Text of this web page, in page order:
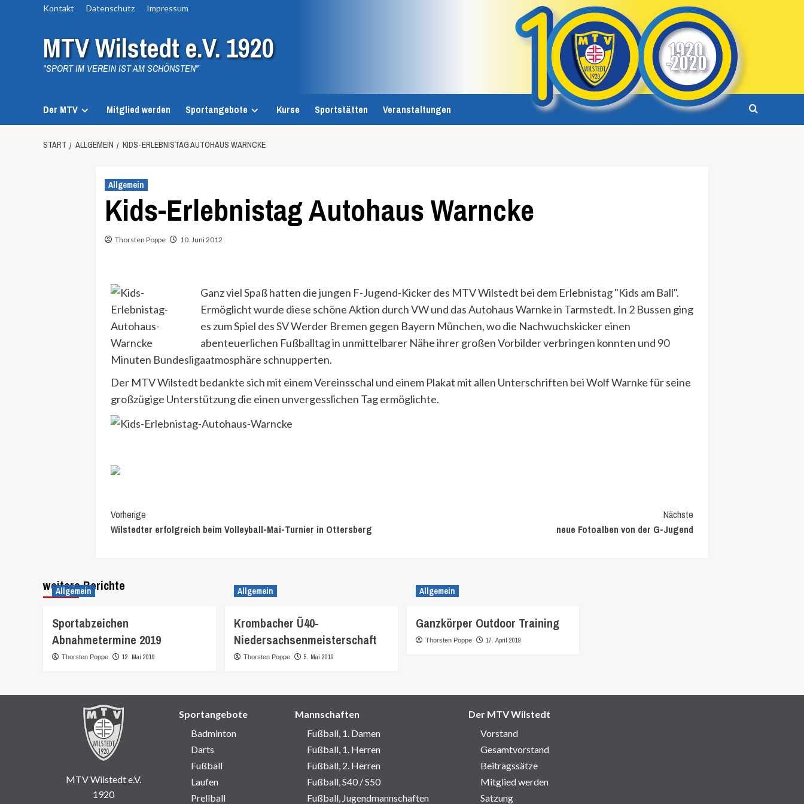
Kontakt Datenschutz Impressum
MTV Wilstedt e.V. 1920
"SPORT IM VEREIN IST AM SCHÖNSTEN"
Der MTV Mitglied werden Sportangebote Kurse Sportstätten Veranstaltungen
START ALLGEMEIN KIDS-ERLEBNISTAG AUTOHAUS WARNCKE
Allgemein
Kids-Erlebnistag Autohaus Warncke
Thorsten Poppe 10. Juni 2012
Ganz viel Spaß hatten die jungen F-Jugend-Kicker des MTV Wilstedt bei dem Erlebnistag "Kids am Ball".
Ermöglicht wurde diese schöne Aktion durch VW und das Autohaus Warnke in Tarmstedt. In 2 Bussen ging
es zum Spiel des SV Werder Bremen gegen Bayern München, wo die Nachwuchskicker einen
abenteuerlichen Fußballtag in unmittelbarer Nähe ihrer großen Vorbilder verbringen konnten und 90
Minuten Bundesligaatmosphäre schnupperten.
Der MTV Wilstedt bedankte sich mit einem Vereinsschal und einem Plakat mit allen Unterschriften bei Wolf Warnke für seine
großzügige Unterstützung die einen unvergesslichen Tag ermöglichte.
Continue
Reading
Vorherige
Wilstedter erfolgreich beim Volleyball-Mai-Turnier in Ottersberg
Nächste
neue Fotoalben von der G-Jugend
weitere Berichte
Allgemein
Sportabzeichen
Abnahmetermine 2019
Thorsten Poppe 12. Mai 2019
Allgemein
Krombacher Ü40-
Niedersachsenmeisterschaft
Thorsten Poppe 5. Mai 2019
Allgemein
Ganzkörper Outdoor Training
Thorsten Poppe 17. April 2019
MTV Wilstedt e.V.
1920
Sportangebote
Badminton
Darts
Fußball
Laufen
Prellball
Mannschaften
Fußball, 1. Damen
Fußball, 1. Herren
Fußball, 2. Herren
Fußball, S40 / S50
Fußball, Jugendmannschaften
Der MTV Wilstedt
Vorstand
Gesamtvorstand
Beitragssätze
Mitglied werden
Satzung